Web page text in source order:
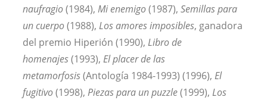
naufragio(1984), Mi enemigo(1987), Semillas para
un cuerpo(1988), Los amores imposibles, ganadora
del premio Hiperión (1990), Libro de
homenajes(1993), El placer de las
metamorfosis(Antología 1984-1993) (1996), El
fugitivo(1998), Piezas para un puzzle(1999), Los